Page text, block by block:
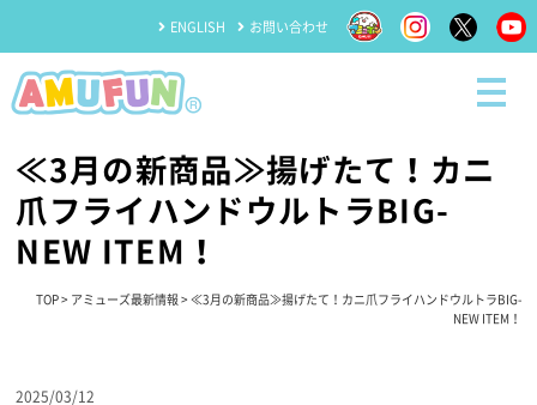
ENGLISH お問い合わせ
≪3月の新商品≫揚げたて！カニ
爪フライハンドウルトラBIG-
NEW ITEM！
TOP> アミューズ最新情報> ≪3月の新商品≫揚げたて！カニ爪フライハンドウルトラBIG-
NEW ITEM！
2025/03/12